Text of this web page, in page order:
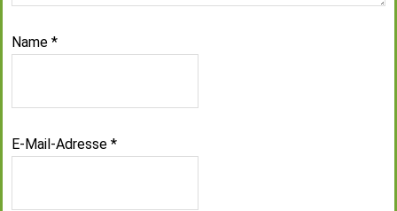
Name *
E-Mail-Adresse *